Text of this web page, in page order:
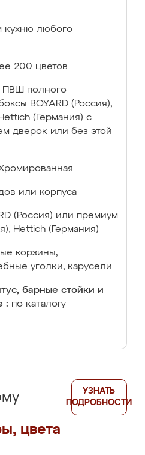
кухню любого
200 цветов
ПВШ полного
BOYARD (Россия),
(Германия) с
дверок или без этой
или корпуса
(Россия) или премиум
Hettich (Германия)
корзины,
уголки, карусели
барные стойки и
: по каталогу
цвета
УЗНАТЬ
ПОДРОБНОСТИ